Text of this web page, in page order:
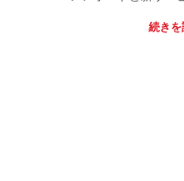
続き